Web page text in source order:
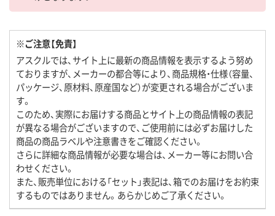
※ご注意【免責】
アスクルでは、サイト上に最新の商品情報を表示するよう努め
ておりますが、メーカーの都合等により、商品規格・仕様（容量、
パッケージ、原材料、原産国など）が変更される場合がございま
す。
このため、実際にお届けする商品とサイト上の商品情報の表記
が異なる場合がございますので、ご使用前には必ずお届けした
商品の商品ラベルや注意書きをご確認ください。
さらに詳細な商品情報が必要な場合は、メーカー等にお問い合
わせください。
また、販売単位における「セット」表記は、箱でのお届けをお約束
するものではありません。あらかじめご了承ください。